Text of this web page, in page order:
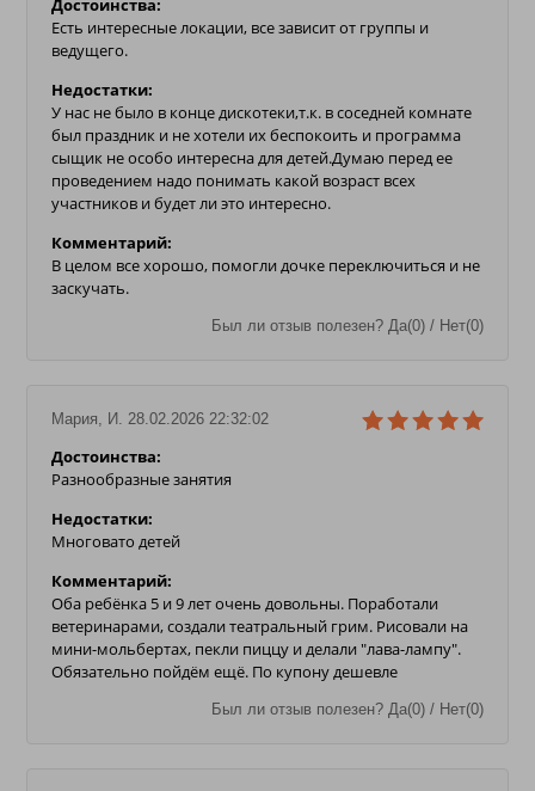
Достоинства:
Есть интересные локации, все зависит от группы и
ведущего.
Недостатки:
У нас не было в конце дискотеки,т.к. в соседней комнате
был праздник и не хотели их беспокоить и программа
сыщик не особо интересна для детей.Думаю перед ее
проведением надо понимать какой возраст всех
участников и будет ли это интересно.
Комментарий:
В целом все хорошо, помогли дочке переключиться и не
заскучать.
Был ли отзыв полезен? Да(0) / Нет(0)
Мария, И. 28.02.2026 22:32:02
Достоинства:
Разнообразные занятия
Недостатки:
Многовато детей
Комментарий:
Оба ребёнка 5 и 9 лет очень довольны. Поработали
ветеринарами, создали театральный грим. Рисовали на
мини-мольбертах, пекли пиццу и делали "лава-лампу".
Обязательно пойдём ещё. По купону дешевле
Был ли отзыв полезен? Да(0) / Нет(0)